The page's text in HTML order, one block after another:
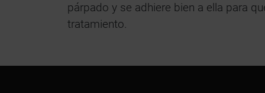
párpado y se adhiere bien a ella para
tratamiento.